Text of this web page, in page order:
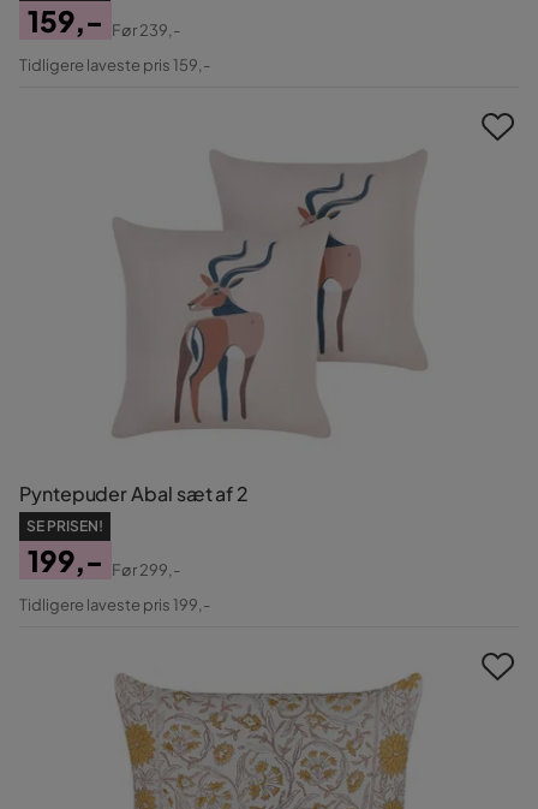
Pris
159,-
Original
Før239,-
Tidligere laveste pris 159,-
Pyntepuder Abal sæt af 2
SE PRISEN!
Pris
199,-
Original
Før299,-
Tidligere laveste pris 199,-